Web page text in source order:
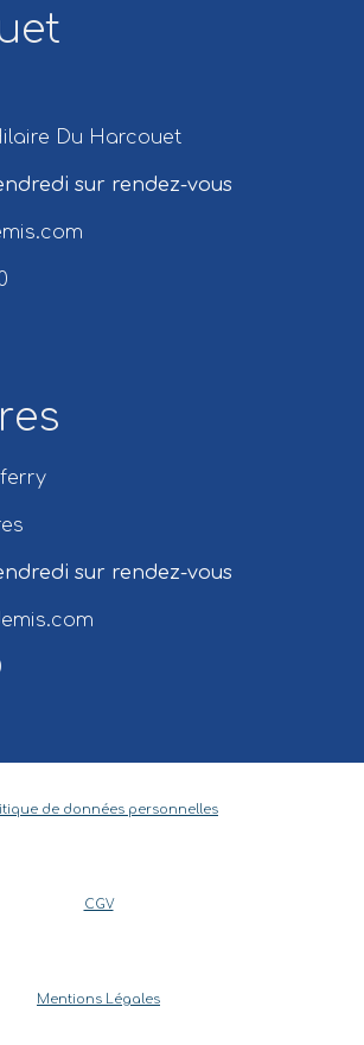
Du Harcouet
sur rendez-vous
ferry
sur rendez-vous
de données personnelles
CGV
Mentions Légales